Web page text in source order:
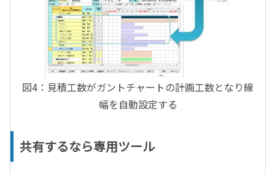
図4：見積工数がガントチャートの計画工数となり線
幅を自動設定する
共有するなら専用ツール